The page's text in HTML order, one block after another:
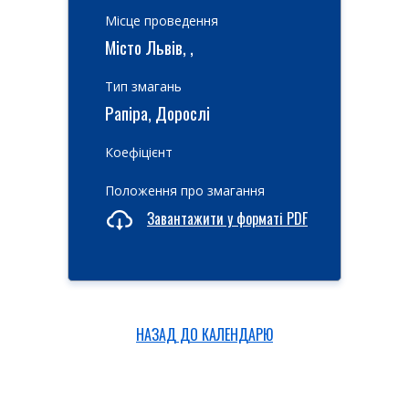
Місце проведення
Місто Львів, ,
Тип змагань
Рапіра, Дорослі
Коефіцієнт
Положення про змагання
Завантажити у форматі PDF
НАЗАД ДО КАЛЕНДАРЮ